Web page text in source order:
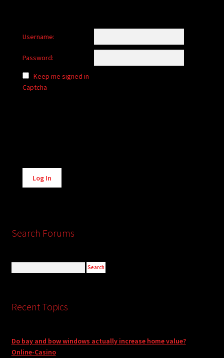
Username:
Password:
Keep me signed in
Captcha
Alternative:
Log In
Search Forums
Recent Topics
Do bay and bow windows actually increase home value?
Online-Casino